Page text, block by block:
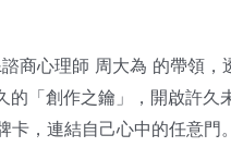
諮商心理師 周大為 的帶領
「創作之鑰」，開啟許久
卡， 連結自己心中的任意門。